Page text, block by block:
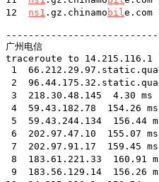
12 ns1 .gz.chinamo bile.com
广州电信
traceroute to 14.215.116.1
1
2
3  218.30.48.145  4.30 ms
4  59.43.182.78  154.26 ms
5  59.43.244.134  156.44
6  202.97.47.10  155.07 ms
7  202.97.91.17  159.45 ms
8  183.61.221.33  160.91
9  183.56.129.14  156.26